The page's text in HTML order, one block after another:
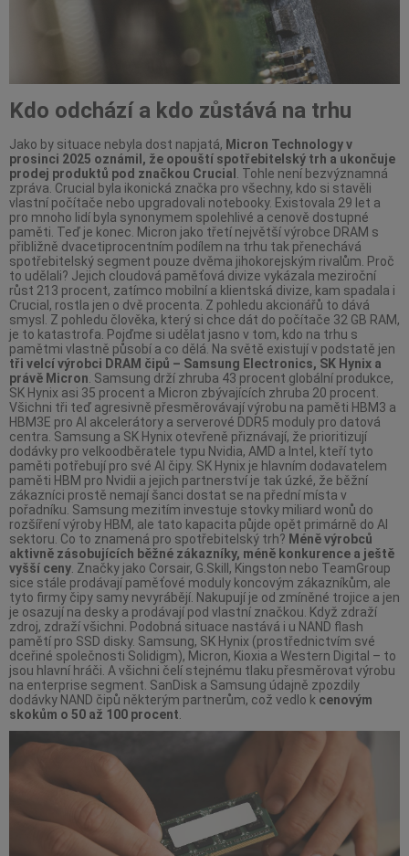
Kdo odchází a kdo zůstává na trhu
Jako by situace nebyla dost napjatá, Micron Technology v
prosinci 2025 oznámil, že opouští spotřebitelský trh a ukončuje
prodej produktů pod značkou Crucial
. Tohle není bezvýznamná
zpráva. Crucial byla ikonická značka pro všechny, kdo si stavěli
vlastní počítače nebo upgradovali notebooky. Existovala 29 let a
pro mnoho lidí byla synonymem spolehlivé a cenově dostupné
paměti. Teď je konec. Micron jako třetí největší výrobce DRAM s
přibližně dvacetiprocentním podílem na trhu tak přenechává
spotřebitelský segment pouze dvěma jihokorejským rivalům. Proč
to udělali? Jejich cloudová paměťová divize vykázala meziroční
růst 213 procent, zatímco mobilní a klientská divize, kam spadala i
Crucial, rostla jen o dvě procenta. Z pohledu akcionářů to dává
smysl. Z pohledu člověka, který si chce dát do počítače 32 GB RAM,
je to katastrofa. Pojďme si udělat jasno v tom, kdo na trhu s
pamětmi vlastně působí a co dělá. Na světě existují v podstatě jen
tři velcí výrobci DRAM čipů – Samsung Electronics, SK Hynix a
právě Micron . Samsung drží zhruba 43 procent globální produkce,
SK Hynix asi 35 procent a Micron zbývajících zhruba 20 procent.
Všichni tři teď agresivně přesměrovávají výrobu na paměti HBM3 a
HBM3E pro AI akcelerátory a serverové DDR5 moduly pro datová
centra. Samsung a SK Hynix otevřeně přiznávají, že prioritizují
dodávky pro velkoodběratele typu Nvidia, AMD a Intel, kteří tyto
paměti potřebují pro své AI čipy. SK Hynix je hlavním dodavatelem
paměti HBM pro Nvidii a jejich partnerství je tak úzké, že běžní
zákazníci prostě nemají šanci dostat se na přední místa v
pořadníku. Samsung mezitím investuje stovky miliard wonů do
rozšíření výroby HBM, ale tato kapacita půjde opět primárně do AI
sektoru. Co to znamená pro spotřebitelský trh? Méně výrobců
aktivně zásobujících běžné zákazníky, méně konkurence a ještě
vyšší ceny . Značky jako Corsair, G.Skill, Kingston nebo TeamGroup
sice stále prodávají paměťové moduly koncovým zákazníkům, ale
tyto firmy čipy samy nevyrábějí. Nakupují je od zmíněné trojice a jen
je osazují na desky a prodávají pod vlastní značkou. Když zdraží
zdroj, zdraží všichni. Podobná situace nastává i u NAND flash
pamětí pro SSD disky. Samsung, SK Hynix (prostřednictvím své
dceřiné společnosti Solidigm), Micron, Kioxia a Western Digital – to
jsou hlavní hráči. A všichni čelí stejnému tlaku přesměrovat výrobu
na enterprise segment. SanDisk a Samsung údajně zpozdily
dodávky NAND čipů některým partnerům, což vedlo k cenovým
skokům o 50 až 100 procent